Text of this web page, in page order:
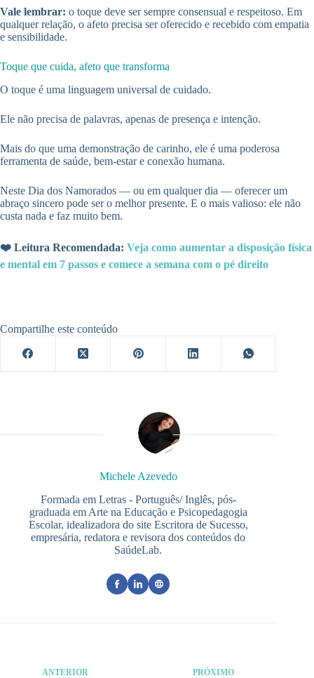
Vale lembrar: o toque deve ser sempre consensual e respeitoso. Em
qualquer relação, o afeto precisa ser oferecido e recebido com empatia
e sensibilidade.
Toque que cuida, afeto que transforma
O toque é uma linguagem universal de cuidado.
Ele não precisa de palavras, apenas de presença e intenção.
Mais do que uma demonstração de carinho, ele é uma poderosa
ferramenta de saúde, bem-estar e conexão humana.
Neste Dia dos Namorados — ou em qualquer dia — oferecer um
abraço sincero pode ser o melhor presente. E o mais valioso: ele não
custa nada e faz muito bem.
❤️ Leitura Recomendada: Veja como aumentar a disposição física
e mental em 7 passos e comece a semana com o pé direito
Compartilhe este conteúdo
Michele Azevedo
Formada em Letras - Português/ Inglês, pós-
graduada em Arte na Educação e Psicopedagogia
Escolar, idealizadora do site Escritora de Sucesso,
empresária, redatora e revisora dos conteúdos do
SaúdeLab.
ANTERIOR PRÓXIMO